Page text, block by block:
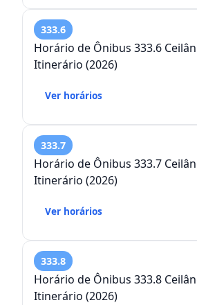
333.6
Horário de Ônibus 333.6
Itinerário (2026)
Ver horários
333.7
Horário de Ônibus 333.7
Itinerário (2026)
Ver horários
333.8
Horário de Ônibus 333.8
Itinerário (2026)